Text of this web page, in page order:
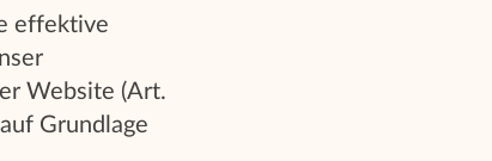
effektive
Website (Art.
Grundlage